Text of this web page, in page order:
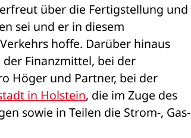
über die Fertigstellung und
sei und er in diesem
hoffe. Darüber hinaus
Finanzmittel, bei der
Höger und Partner, bei der
in Holstein, die im Zuge des
sowie in Teilen die Strom-, Gas-